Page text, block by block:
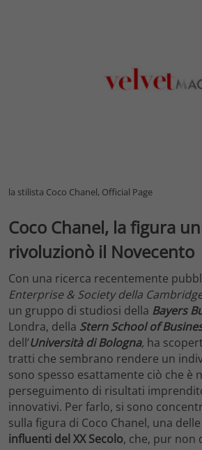
la stilista Coco Chanel, Official Page
Coco Chanel, la figura
rivoluzionò il Novecento
Con una ricerca recentemente
Enterprise & Society della
un gruppo di studiosi della Bayers
Londra, della Stern School of
dell’Università di Bologna, ha
tratti che sembrano rendere un
sono spesso esattamente ciò che è
perseguimento di risultati
innovativi. Per farlo, si sono
sulla figura di Coco Chanel, una delle
influenti del XX Secolo, che, pur non